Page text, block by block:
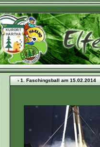
› 1. Faschingsball am 15.02.2014